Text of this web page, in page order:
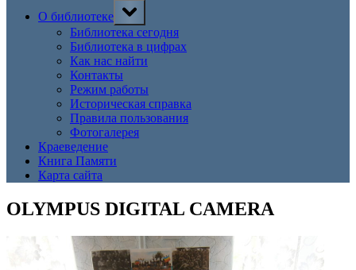
О библиотеке
Toggle
sub-
menu
Библиотека сегодня
Библиотека в цифрах
Как нас найти
Контакты
Режим работы
Историческая справка
Правила пользования
Фотогалерея
Краеведение
Книга Памяти
Карта сайта
OLYMPUS DIGITAL CAMERA